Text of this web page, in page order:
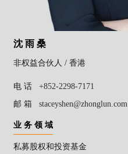
沈 雨 桑
非权益合伙人 /香港
电 话
+852-2298-7171
邮 箱
staceyshen@zhonglun.com
业 务 领 域
私募股权和投资基金